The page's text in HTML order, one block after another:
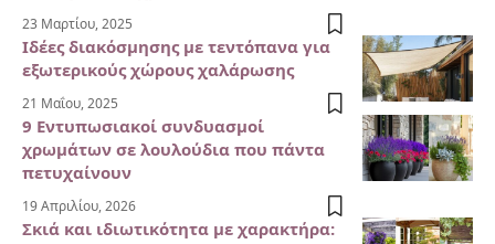
23 Μαρτίου, 2025
Ιδέες διακόσμησης με τεντόπανα για
εξωτερικούς χώρους χαλάρωσης
21 Μαΐου, 2025
9 Εντυπωσιακοί συνδυασμοί
χρωμάτων σε λουλούδια που πάντα
πετυχαίνουν
19 Απριλίου, 2026
Σκιά και ιδιωτικότητα με χαρακτήρα: